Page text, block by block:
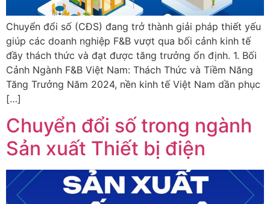
Chuyển đổi số (CĐS) đang trở thành giải pháp thiết yếu
giúp các doanh nghiệp F&B vượt qua bối cảnh kinh tế
đầy thách thức và đạt được tăng trưởng ổn định. 1. Bối
Cảnh Ngành F&B Việt Nam: Thách Thức và Tiềm Năng
Tăng Trưởng Năm 2024, nền kinh tế Việt Nam dần phục
[…]
Chuyển đổi số trong ngành
Sản xuất Thiết bị điện